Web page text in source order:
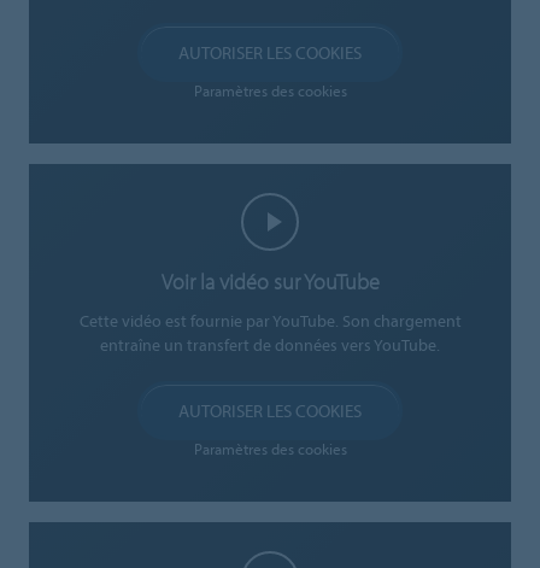
AUTORISER LES COOKIES
Paramètres des cookies
Voir la vidéo sur YouTube
Cette vidéo est fournie par YouTube. Son chargement
entraîne un transfert de données vers YouTube.
AUTORISER LES COOKIES
Paramètres des cookies